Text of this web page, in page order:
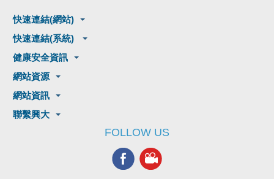
快速連結(網站)
快速連結(系統)
健康安全資訊
網站資源
網站資訊
聯繫興大
FOLLOW US